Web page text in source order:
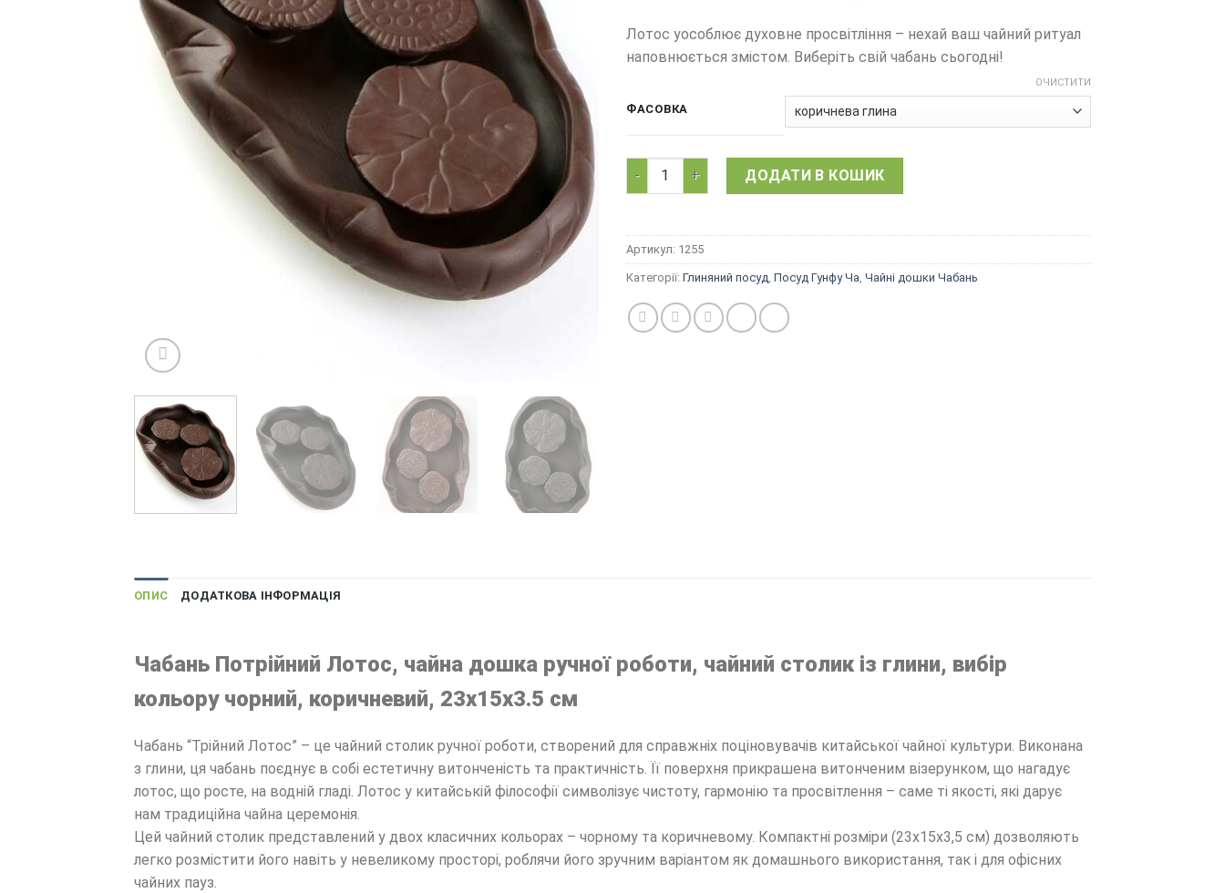
Лотос уособлює духовне просвітління – нехай ваш чайний ритуал
наповнюється змістом. Виберіть свій чабань сьогодні!
ФАСОВКА
ОЧИСТИТИ
Чабань Потрійний Лотос, китайський чайний столик, глина, вибір кольору чорний,
ДОДАТИ В КОШИК
Артикул: 1255
Категорії: Глиняний посуд Посуд Гунфу Ча Чайні дошки Чабань
ОПИС ДОДАТКОВА ІНФОРМАЦІЯ
Чабань Потрійний Лотос, чайна дошка ручної роботи, чайний столик із глини, вибір
кольору чорний, коричневий, 23х15х3.5 см
Чабань “Трійний Лотос” – це чайний столик ручної роботи, створений для справжніх поціновувачів китайської чайної культури. Виконана
з глини, ця чабань поєднує в собі естетичну витонченість та практичність. Її поверхня прикрашена витонченим візерунком, що нагадує
лотос, що росте, на водній гладі. Лотос у китайській філософії символізує чистоту, гармонію та просвітлення – саме ті якості, які дарує
нам традиційна чайна церемонія.
Цей чайний столик представлений у двох класичних кольорах – чорному та коричневому. Компактні розміри (23х15х3,5 см) дозволяють
легко розмістити його навіть у невеликому просторі, роблячи його зручним варіантом як домашнього використання, так і для офісних
чайних пауз.